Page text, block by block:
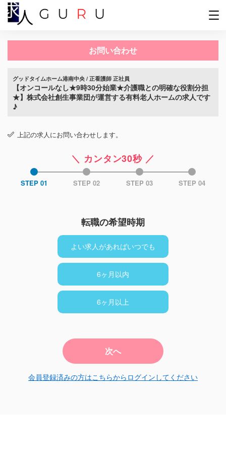
お問い合わせ
グッドタイムホーム港南中央 / 正看護師 正社員
【オンコールなし★9時30分始業★介護職との明確な役割分担
★】株式会社創生事業団が運営する有料老人ホームの求人です
♪
上記の求人にお問い合わせします。
＼ カンタン30秒 ／
STEP 01 STEP 02 STEP 03 STEP 04
転職の希望時期
よい求人があればいつでも
6ヶ月以内
6ヶ月以上
次へ
会員登録済みの方はこちらからログインしてください